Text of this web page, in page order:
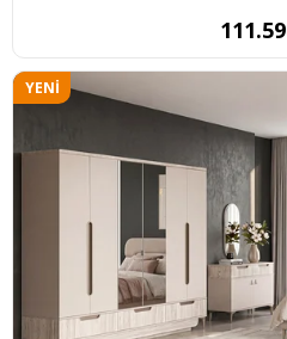
YENI